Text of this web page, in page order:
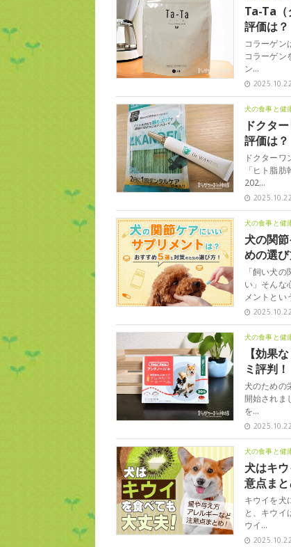
Ta-Ta（
評価は？
コラーゲン
コラーゲン
ン…
2025.10.22
犬の食事と健
ドクタ
評価は？
ドクター
「ヒト脂
202…
2025.10.22
犬の食事と健
犬の関
めの選び
「飼い犬
い」そんな
メントとい
2025.10.22
犬の食事と健
【効果
ミ評判！
犬のための
開始されま
を…
2025.10.22
犬の食事と健
犬はキ
意点まと
キウイを犬
と、キウイ
ウイ…
2025.10.22